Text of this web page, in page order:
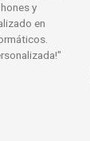
y
en